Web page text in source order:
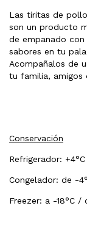
Las tiritas de
son un producto
de empanado
sabores en tu
Acompañalos de
tu familia, amigos
Conservación
Refrigerador:
Congelador: de -
Freezer: a -18°C /